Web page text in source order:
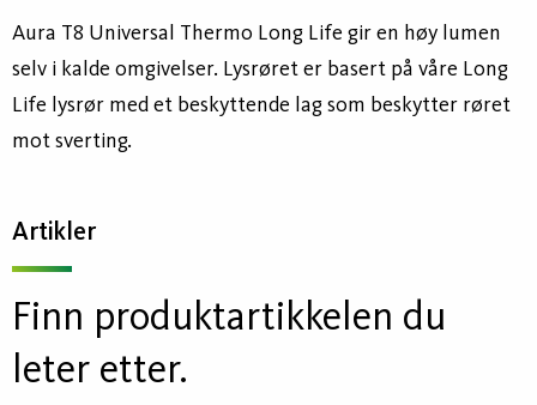
Aura T8 Universal Thermo Long Life gir en høy lumen
selv i kalde omgivelser. Lysrøret er basert på våre Long
Life lysrør med et beskyttende lag som beskytter røret
mot sverting.
Artikler
Finn produktartikkelen du
leter etter.